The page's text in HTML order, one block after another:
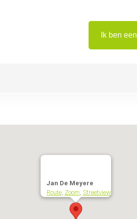
Ik ben een
Jan De Meyere
Route, Zoom Streetview